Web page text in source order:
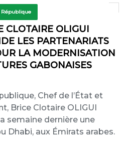
République
CLOTAIRE OLIGUI
LES PARTENARIATS
LA MODERNISATION
GABONAISES
Chef de l’État et
Brice Clotaire OLIGUI
semaine dernière une
Dhabi, aux Émirats arabes.